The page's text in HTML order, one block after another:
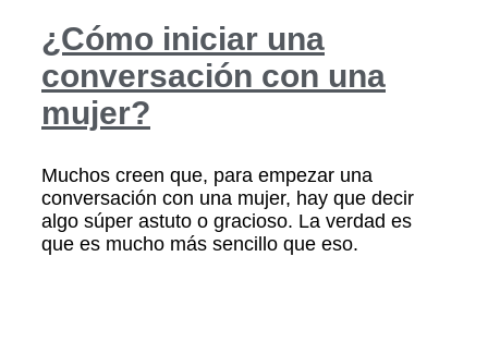
¿Cómo iniciar una
conversación con una
mujer?
Muchos creen que, para empezar una
conversación con una mujer, hay que decir
algo súper astuto o gracioso. La verdad es
que es mucho más sencillo que eso.